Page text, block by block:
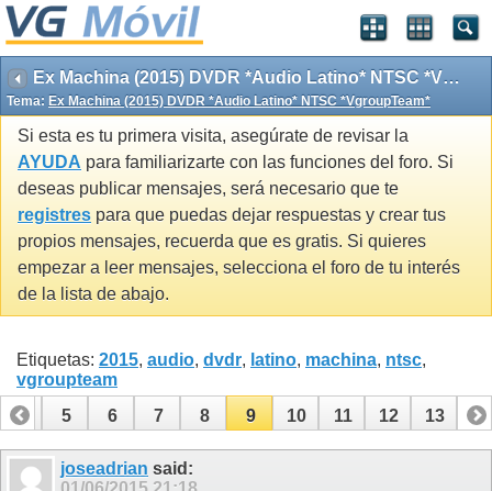
Ex Machina (2015) DVDR *Audio Latino* NTSC *VgroupTeam*
Tema: Ex Machina (2015) DVDR *Audio Latino* NTSC *VgroupTeam*
Si esta es tu primera visita, asegúrate de revisar la
AYUDA para familiarizarte con las funciones del foro. Si
deseas publicar mensajes, será necesario que te
registres para que puedas dejar respuestas y crear tus
propios mensajes, recuerda que es gratis. Si quieres
empezar a leer mensajes, selecciona el foro de tu interés
de la lista de abajo.
Etiquetas: 2015, audio, dvdr, latino, machina, ntsc,
vgroupteam
4
5 6 7 8 9 10 11 12 13
joseadrian said: